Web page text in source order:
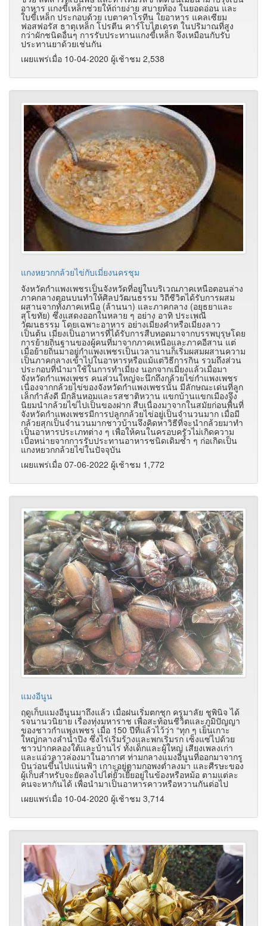
อาหาร แกงขี้เหล็กช่วยให้ถ่ายง่าย สบายท้อง ในยอดอ่อน และ
ใบขี้เหล็ก ประกอบด้วย เบตาคาโรทีน ใยอาหาร แคลเซียม
ฟอสฟอรัส ธาตุเหล็ก โปรตีน คาร์โบไฮเดรต ในปริมาณที่สูง
กว่าผักชนิดอื่นๆ การรับประทานแกงขี้เหล็ก จึงเหมือนกับรับ
ประทานยาด้วยเช่นกัน
เผยแพร่เมื่อ 10-04-2020 ผู้เช้าชม 2,538
แกงหยวกกล้วยไข่กับเมี่ยงนครชุม
จังหวัดกำแพงเพชรเป็นจังหวัดที่อยู่ในบริเวณภาคเหนือตอนล่าง
ภาคกลางตอนบนทำให้ศิลปวัฒนธรรม วิถีชีวิตได้รับการผสม
ผสานจากทั้งภาคเหนือ (ล้านนา) และภาคกลาง (อยุธยาและ
สุโขทัย) ซึ่งแสดงออกในหลาย ๆ อย่าง อาทิ ประเพณี
วัฒนธรรม โดยเฉพาะอาหาร อย่างเมี่ยงคำหรือเมี่ยงลาว
เป็นต้น เมี่ยงเป็นอาหารที่ได้รับการสืบทอดมาจากบรรพบุรุษโดย
การย้ายถิ่นฐานของผู้คนที่มาจากภาคเหนือและภาคอีสาน แต่
เมื่อย้ายถิ่นมาอยู่กำแพงเพชรเป็นเวลานานก็เริ่มผสมผสานความ
เป็นภาคกลางเข้าไปในอาหารหรือแม้แต่วิธีการกิน รวมถึงส่วน
ประกอบที่นำมาใช้ในการทำเมี่ยง นอกจากเมี่ยงแล้วเมื่อมา
จังหวัดกำแพงเพชร คนส่วนใหญ่จะนึกถึงกล้วยไข่กำแพงเพชร
เนื่องจากกล้วยไข่ของจังหวัดกำแพงเพชรนั้น มีลักษณะเด่นที่ลูก
เล็กกำลังดี มีกลิ่นหอมและรสชาติหวาน แขกบ้านแขกเมืองจึง
นิยมนำกล้วยไข่ไปเป็นของฝาก สืบเนื่องมาจากในสมัยก่อนพื้นที่
จังหวัดกำแพงเพชรมีการปลูกกล้วยไข่อยู่เป็นจำนวนมาก เมื่อมี
กล้วยสุกเป็นจำนวนมากชาวบ้านจึงคิดหาวิธีที่จะนำกล้วยมาทำ
เป็นอาหารประเภทต่าง ๆ เพื่อให้คนในครอบครัวไม่เกิดความ
เบื่อหน่ายจากการรับประทานอาหารชนิดเดิมซ้ำ ๆ ก่อเกิดเป็น
แกงหยวกกล้วยไข่ในปัจจุบัน
เผยแพร่เมื่อ 07-06-2022 ผู้เช้าชม 1,772
แมงอีนูน
ฤดูเก็บแมงอีนูนมาถึงแล้ว เมื่อฝนเริ่มตกชุก ครูมาลัย ชูพินิจ ได้
รจนานวนิยาย เรื่องทุ่งมหาราช เพื่อสะท้อนชีวิตและภูมิปัญญา
ของชาวกำแพงเพชร เมื่อ 150 ปีที่แล้วไว้ว่า “ทุก ๆ เย็นเกาะ
ใหญ่กลางลำน้ำปิง ซึ่งไร่เริ่มร้างและพกเริ่มรก เซ็งแซ่ไปด้วย
ชาวปากคลองใต้และบ้านไร่ ทั้งเด็กและผู้ใหญ่ เสียงเพลงเก่า
และแอ่วลาวล่องมาในอากาศ ท่ามกลางแมงอีนูนที่ออกมาจากรู
บินว่อนขึ้นไปแน่นฟ้า เกาะอยู่ตามกอพงต่ำลงมา และศีรษะของ
ผู้เก็บสำหรับจะยัดลงไปไต่ยั๊วเยี๊ยอยู่ในข้องหรือหม้อ ตามแต่ละ
คนจะหากันได้ เพื่อนำมาเป็นอาหารคาวหรือหวานกันต่อไป
เผยแพร่เมื่อ 10-04-2020 ผู้เช้าชม 3,714